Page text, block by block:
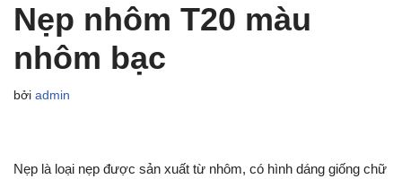
Nẹp nhôm T20 màu
nhôm bạc
bởi admin
Nẹp là loại nẹp được sản xuất từ nhôm, có hình dáng giống chữ